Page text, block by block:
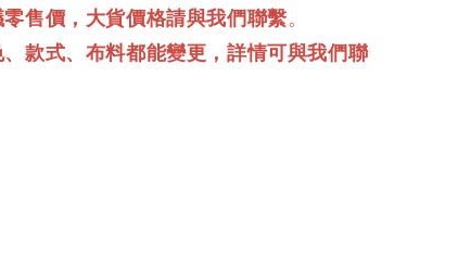
售價，大貨價格請與我們聯繫。
款式、布料都能變更，詳情可與我們聯